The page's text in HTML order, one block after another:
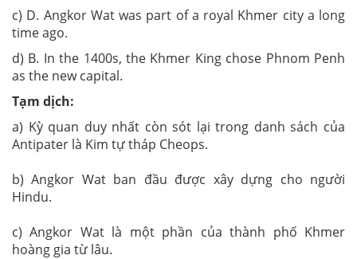
c) D. Angkor Wat was part of a royal Khmer city a long
time ago.
d) B. In the 1400s, the Khmer King chose Phnom Penh
as the new capital.
Tạm dịch:
a) Kỳ quan duy nhất còn sót lại trong danh sách của
Antipater là Kim tự tháp Cheops.
b) Angkor Wat ban đầu được xây dựng cho người
Hindu.
c) Angkor Wat là một phần của thành phố Khmer
hoàng gia từ lâu.